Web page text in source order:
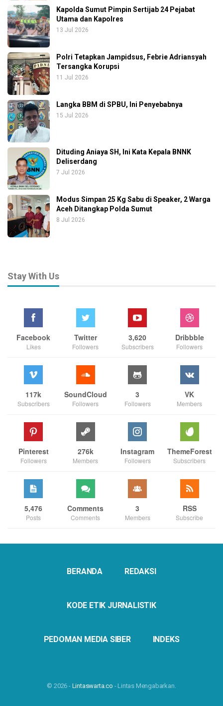
Kapolda Sumut Pimpin Sertijab 24 Pejabat
Utama dan Kapolres
13 Jul 2026
Polri Tetapkan Jampidsus, Febrie Adriansyah
Tersangka Korupsi
11 Jul 2026
Langka BBM di SPBU, Ini Penyebabnya
15 Jul 2026
Dituding Aniaya SH, Ini Kata Kepala BNNK
Deliserdang
7 Jul 2026
Modus Simpan 25 Kg Sabu di Speaker, 2 Warga
Aceh Ditangkap Polda Sumut
8 Jul 2026
Stay With Us
Facebook
Likes
Twitter
Followers
3,620
Subscribers
Dribbble
Followers
117k
Subscribers
SoundCloud
Followers
3
Followers
VK
Members
Pinterest
Followers
276k
Members
Instagram
Followers
ThemeForest
Subscribers
5,476
Posts
Comments
Comments
3
Members
RSS
Subscribe
BERANDA REDAKSI
KODE ETIK JURNALISTIK
PEDOMAN MEDIA SIBER INDEKS
© 2026 - Lintaswarta.co - Lintas Mengabarkan.